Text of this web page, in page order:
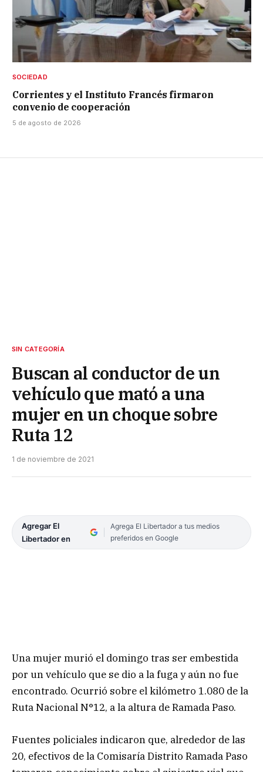
SOCIEDAD
Corrientes y el Instituto Francés firmaron
convenio de cooperación
5 de agosto de 2026
SIN CATEGORÍA
Buscan al conductor de un
vehículo que mató a una
mujer en un choque sobre
Ruta 12
1 de noviembre de 2021
Agregar El
Libertador en
Agrega El Libertador a tus medios
preferidos en Google
Una mujer murió el domingo tras ser embestida
por un vehículo que se dio a la fuga y aún no fue
encontrado. Ocurrió sobre el kilómetro 1.080 de la
Ruta Nacional N°12, a la altura de Ramada Paso.
Fuentes policiales indicaron que, alrededor de las
20, efectivos de la Comisaría Distrito Ramada Paso